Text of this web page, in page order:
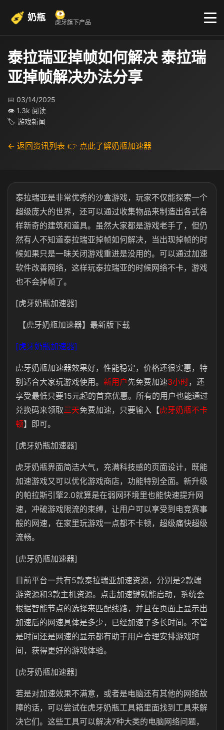
奶瓶 虎牙旗下产品
泰拉瑞亚掉帧如何解决 泰拉瑞
亚掉帧解决办法分享
📅 03/14/2025
👁 1.3k 阅读
🏷 游戏新闻
← 返回资讯列表 👉 点此了解奶瓶加速器
泰拉瑞亚是非常优秀的沙盒游戏，玩家不仅能探索一个
超级庞大的世界，还可以通过收集物品来制造出各式各
样新奇的建筑和道具。虽然大家都是游戏老手了，但仍
然有人不知道泰拉瑞亚掉帧如何解决，当出现掉帧的时
候如果只是一昧关闭游戏重进是没用的。可以通过加速
软件改善网络，这样玩泰拉瑞亚的时候网络不卡，游戏
也不会掉帧了。
[虎牙奶瓶加速器]
【虎牙奶瓶加速器】最新版下载
[虎牙奶瓶加速器]
虎牙奶瓶加速器效果好，性能稳定，价格还很实惠，特
别适合大家玩游戏使用。 新用户先免费加速3小时，还
享受最低只要15元起的首充优惠。所有的用户也能通过
兑换码来领取三天免费加速，只要输入 【虎牙奶瓶不卡
顿】 即可。
[虎牙奶瓶加速器]
虎牙奶瓶界面简洁大气，充满科技感的页面设计，既能
加速游戏又可以优化游戏商店，功能特别全面。新升级
的帕拉斯引擎2.0就算是在弱网环境里也能快速提升网
速，冲破游戏限流的束缚，让用户可以享受到电竞赛事
般的网速，在家里玩游戏一点都不卡顿，超级痛快超级
流畅。
[虎牙奶瓶加速器]
目前平台一共有5款泰拉瑞亚加速资源，分别是2款端
游资源和3款主机资源。点击加速键就能启动，系统会
根据智能节点的选择来匹配线路，并且在页面上显示出
加速后的网速具体是多少，已经加速了多长时间。不管
是时间还是网速的显示都有助于用户合理安排游戏时
间，获得更好的游戏体验。
[虎牙奶瓶加速器]
若是对加速效果不满意，或者是电脑还有其他的网络故
障的话，可以尝试在虎牙奶瓶工具箱里面找到工具来解
决它们。这些工具可以解决7种大类的电脑网络问题，